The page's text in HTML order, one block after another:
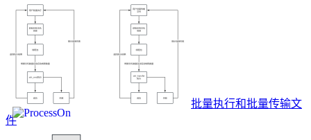
批量执行和批量传输文
件